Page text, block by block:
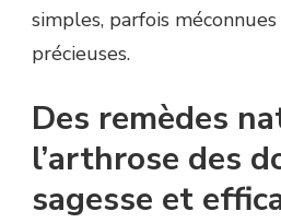
simples, parfois
précieuses.
Des remèdes
l’arthrose des
sagesse et